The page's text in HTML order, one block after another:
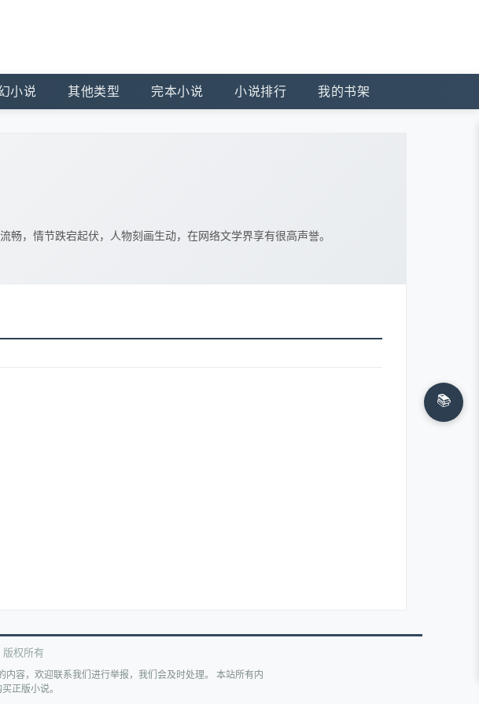
小说 其他类型 完本小说 小说排行 我的书架
，情节跌宕起伏，人物刻画生动，在网络文学界享有很高声誉。
📚
权所有
容，欢迎联系我们进行举报，我们会及时处理。 本站所有内
正版小说。